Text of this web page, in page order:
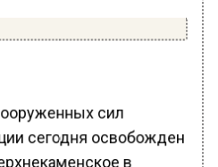
сил
сегодня освобожден
в